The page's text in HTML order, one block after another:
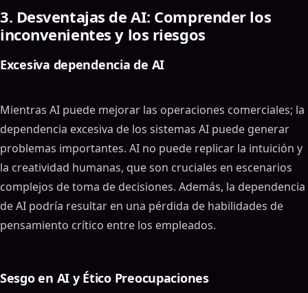
3. Desventajas de AI: Comprender los
inconvenientes y los riesgos
Excesiva dependencia de AI
Mientras AI puede mejorar las operaciones comerciales; la
dependencia excesiva de los sistemas AI puede generar
problemas importantes. AI no puede replicar la intuición y
la creatividad humanas, que son cruciales en escenarios
complejos de toma de decisiones. Además, la dependencia
de AI podría resultar en una pérdida de habilidades de
pensamiento crítico entre los empleados.
Sesgo en AI y Ético Preocupaciones